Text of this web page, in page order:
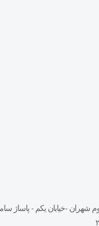
شهران -خيابان يكم - پاساژ